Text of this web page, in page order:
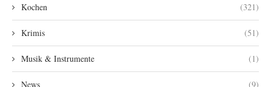
Kochen (321)
Krimis (51)
Musik & Instrumente (1)
News (9)